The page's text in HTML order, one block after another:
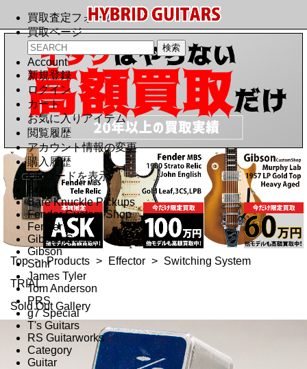
買取査定フォーム
買取ページ
Account
新規登録
ログイン
カート
お気に入りアイテム
閲覧履歴
アカウント情報の変更
購入履歴
QRコードを表示
Brand
Bare Knuckle Pickups
Fender Custom Shop
Fender
Gibson Custom Shop
Gibson
Suhr
James Tyler
Tom Anderson
PRS
g7 Special
T's Guitars
RS Guitarworks
Category
Guitar
Top > Products > Effector > Switching System
TRIAL
Sold Out Gallery